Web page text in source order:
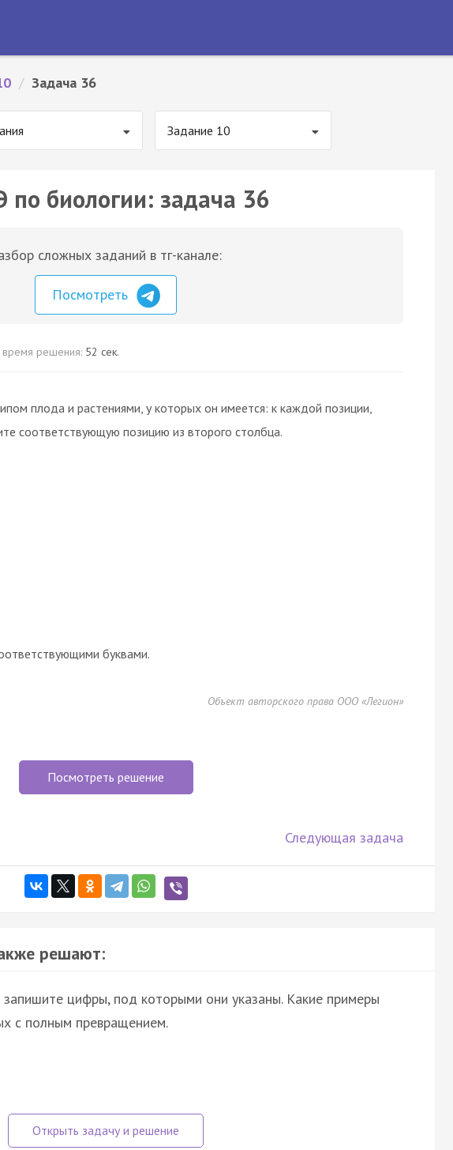
/ Задача 36
Задание 10
по биологии: задача 36
сложных заданий в тг-канале:
Посмотреть
решения: 52 сек.
плода и растениями, у которых он имеется: к каждой позиции,
соответствующую позицию из второго столбца.
буквами.
Объект авторского права ООО «Легион»
Посмотреть решение
Следующая задача
решают:
цифры, под которыми они указаны. Какие примеры
с полным превращением.